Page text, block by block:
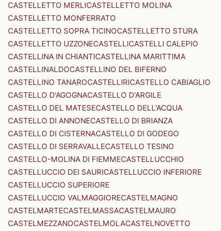
CASTELLETTO MERLICASTELLETTO MOLINA
CASTELLETTO MONFERRATO
CASTELLETTO SOPRA TICINOCASTELLETTO STURA
CASTELLETTO UZZONECASTELLICASTELLI CALEPIO
CASTELLINA IN CHIANTICASTELLINA MARITTIMA
CASTELLINALDOCASTELLINO DEL BIFERNO
CASTELLINO TANAROCASTELLIRICASTELLO CABIAGLIO
CASTELLO D'AGOGNACASTELLO D'ARGILE
CASTELLO DEL MATESECASTELLO DELL'ACQUA
CASTELLO DI ANNONECASTELLO DI BRIANZA
CASTELLO DI CISTERNACASTELLO DI GODEGO
CASTELLO DI SERRAVALLECASTELLO TESINO
CASTELLO-MOLINA DI FIEMMECASTELLUCCHIO
CASTELLUCCIO DEI SAURICASTELLUCCIO INFERIORE
CASTELLUCCIO SUPERIORE
CASTELLUCCIO VALMAGGIORECASTELMAGNO
CASTELMARTECASTELMASSACASTELMAURO
CASTELMEZZANOCASTELMOLACASTELNOVETTO